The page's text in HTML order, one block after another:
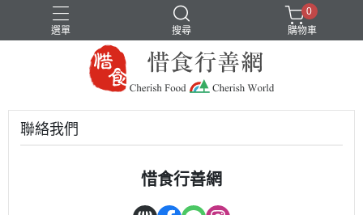
選單 搜尋
0
購物車
聯絡我們
惜食行善網